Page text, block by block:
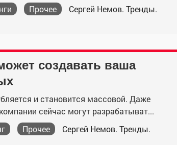
Прочее
Сергей Немов. Тренды.
создавать ваша
и становится массовой. Даже
сейчас могут разрабатыват...
Прочее
Сергей Немов. Тренды.